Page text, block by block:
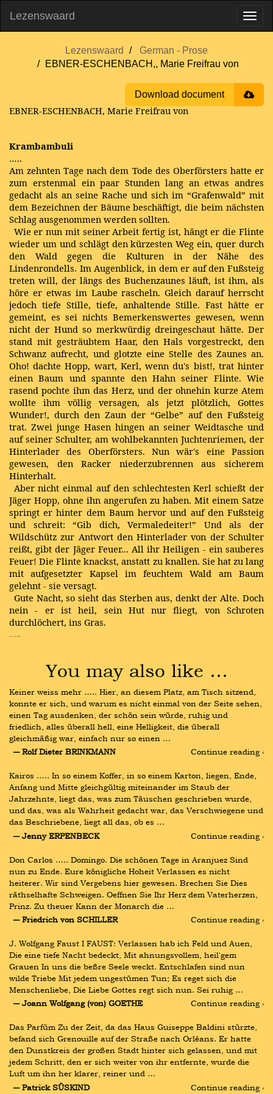
Lezenswaard
Lezenswaard
German - Prose
EBNER-ESCHENBACH,, Marie Freifrau von
Download document
EBNER-ESCHENBACH, Marie Freifrau von
Krambambuli
…..
Am zehnten Tage nach dem Tode des Oberförsters hatte er
zum erstenmal ein paar Stunden lang an etwas andres
gedacht als an seine Rache und sich im “Grafenwald” mit
dem Bezeichnen der Bäume beschäftigt, die beim nächsten
Schlag ausgenommen werden sollten.
Wie er nun mit seiner Arbeit fertig ist, hängt er die Flinte
wieder um und schlägt den kürzesten Weg ein, quer durch
den Wald gegen die Kulturen in der Nähe des
Lindenrondells. Im Augenblick, in dem er auf den Fußsteig
treten will, der längs des Buchenzaunes läuft, ist ihm, als
höre er etwas im Laube rascheln. Gleich darauf herrscht
jedoch tiefe Stille, tiefe, anhaltende Stille. Fast hätte er
gemeint, es sei nichts Bemerkenswertes gewesen, wenn
nicht der Hund so merkwürdig dreingeschaut hätte. Der
stand mit gesträubtem Haar, den Hals vorgestreckt, den
Schwanz aufrecht, und glotzte eine Stelle des Zaunes an.
Oho! dachte Hopp, wart, Kerl, wenn du's bist!, trat hinter
einen Baum und spannte den Hahn seiner Flinte. Wie
rasend pochte ihm das Herz, und der ohnehin kurze Atem
wollte ihm völlig versagen, als jetzt plötzlich, Gottes
Wunder!, durch den Zaun der “Gelbe” auf den Fußsteig
trat. Zwei junge Hasen hingen an seiner Weidtasche und
auf seiner Schulter, am wohlbekannten Juchtenriemen, der
Hinterlader des Oberförsters. Nun wär's eine Passion
gewesen, den Racker niederzubrennen aus sicherem
Hinterhalt.
Aber nicht einmal auf den schlechtesten Kerl schießt der
Jäger Hopp, ohne ihn angerufen zu haben. Mit einem Satze
springt er hinter dem Baum hervor und auf den Fußsteig
und schreit: “Gib dich, Vermaledeiter!” Und als der
Wildschütz zur Antwort den Hinterlader von der Schulter
reißt, gibt der Jäger Feuer... All ihr Heiligen - ein sauberes
Feuer! Die Flinte knackst, anstatt zu knallen. Sie hat zu lang
mit aufgesetzter Kapsel im feuchtem Wald am Baum
gelehnt - sie versagt.
Gute Nacht, so sieht das Sterben aus, denkt der Alte. Doch
nein - er ist heil, sein Hut nur fliegt, von Schroten
durchlöchert, ins Gras.
…..
You may also like …
Keiner weiss mehr ….. Hier, an diesem Platz, am Tisch sitzend,
konnte er sich, und warum es nicht einmal von der Seite sehen,
einen Tag ausdenken, der schön sein würde, ruhig und
friedlich, alles überall hell, eine Helligkeit, die überall
gleichmäßig war, einfach nur so einen …
― Rolf Dieter BRINKMANN
Continue reading ›
Kairos ….. In so einem Koffer, in so einem Karton, liegen, Ende,
Anfang und Mitte gleichgültig miteinander im Staub der
Jahrzehnte, liegt das, was zum Täuschen geschrieben wurde,
und das, was als Wahrheit gedacht war, das Verschwiegene und
das Beschriebene, liegt all das, ob es …
― Jenny ERPENBECK
Continue reading ›
Don Carlos ….. Domingo. Die schönen Tage in Aranjuez Sind
nun zu Ende. Eure königliche Hoheit Verlassen es nicht
heiterer. Wir sind Vergebens hier gewesen. Brechen Sie Dies
räthselhafte Schweigen. Oeffnen Sie Ihr Herz dem Vaterherzen,
Prinz. Zu theuer Kann der Monarch die …
― Friedrich von SCHILLER
Continue reading ›
J. Wolfgang Faust I FAUST: Verlassen hab ich Feld und Auen,
Die eine tiefe Nacht bedeckt, Mit ahnungsvollem, heil'gem
Grauen In uns die beßre Seele weckt. Entschlafen sind nun
wilde Triebe Mit jedem ungestümen Tun; Es reget sich die
Menschenliebe, Die Liebe Gottes regt sich nun. Sei ruhig …
― Joann Wolfgang (von) GOETHE
Continue reading ›
Das Parfüm Zu der Zeit, da das Haus Guiseppe Baldini stürzte,
befand sich Grenouille auf der Straße nach Orléans. Er hatte
den Dunstkreis der großen Stadt hinter sich gelassen, und mit
jedem Schritt, den er sich weiter von ihr entfernte, wurde die
Luft um ihn her klarer, reiner und …
― Patrick SÜSKIND
Continue reading ›